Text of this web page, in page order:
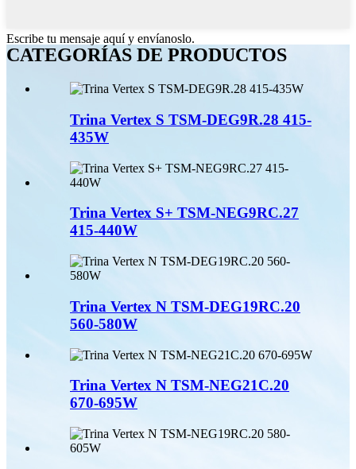
Escribe tu mensaje aquí y envíanoslo.
CATEGORÍAS DE PRODUCTOS
Trina Vertex S TSM-DEG9R.28 415-
435W
Trina Vertex S+ TSM-NEG9RC.27
415-440W
Trina Vertex N TSM-DEG19RC.20
560-580W
Trina Vertex N TSM-NEG21C.20
670-695W